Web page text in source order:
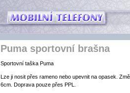
Puma sportovní brašna
Sportovní taška Puma
Lze ji nosit přes rameno nebo upevnit na opasek.
6cm. Doprava pouze přes PPL.